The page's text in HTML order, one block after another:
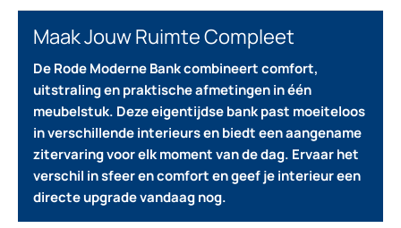
Maak Jouw Ruimte Compleet
De Rode Moderne Bank combineert comfort,
uitstraling en praktische afmetingen in één
meubelstuk. Deze eigentijdse bank past moeiteloos
in verschillende interieurs en biedt een aangename
zitervaring voor elk moment van de dag. Ervaar het
verschil in sfeer en comfort en geef je interieur een
directe upgrade vandaag nog.